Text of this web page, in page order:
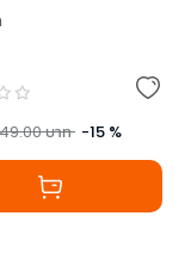
บาท -15 %